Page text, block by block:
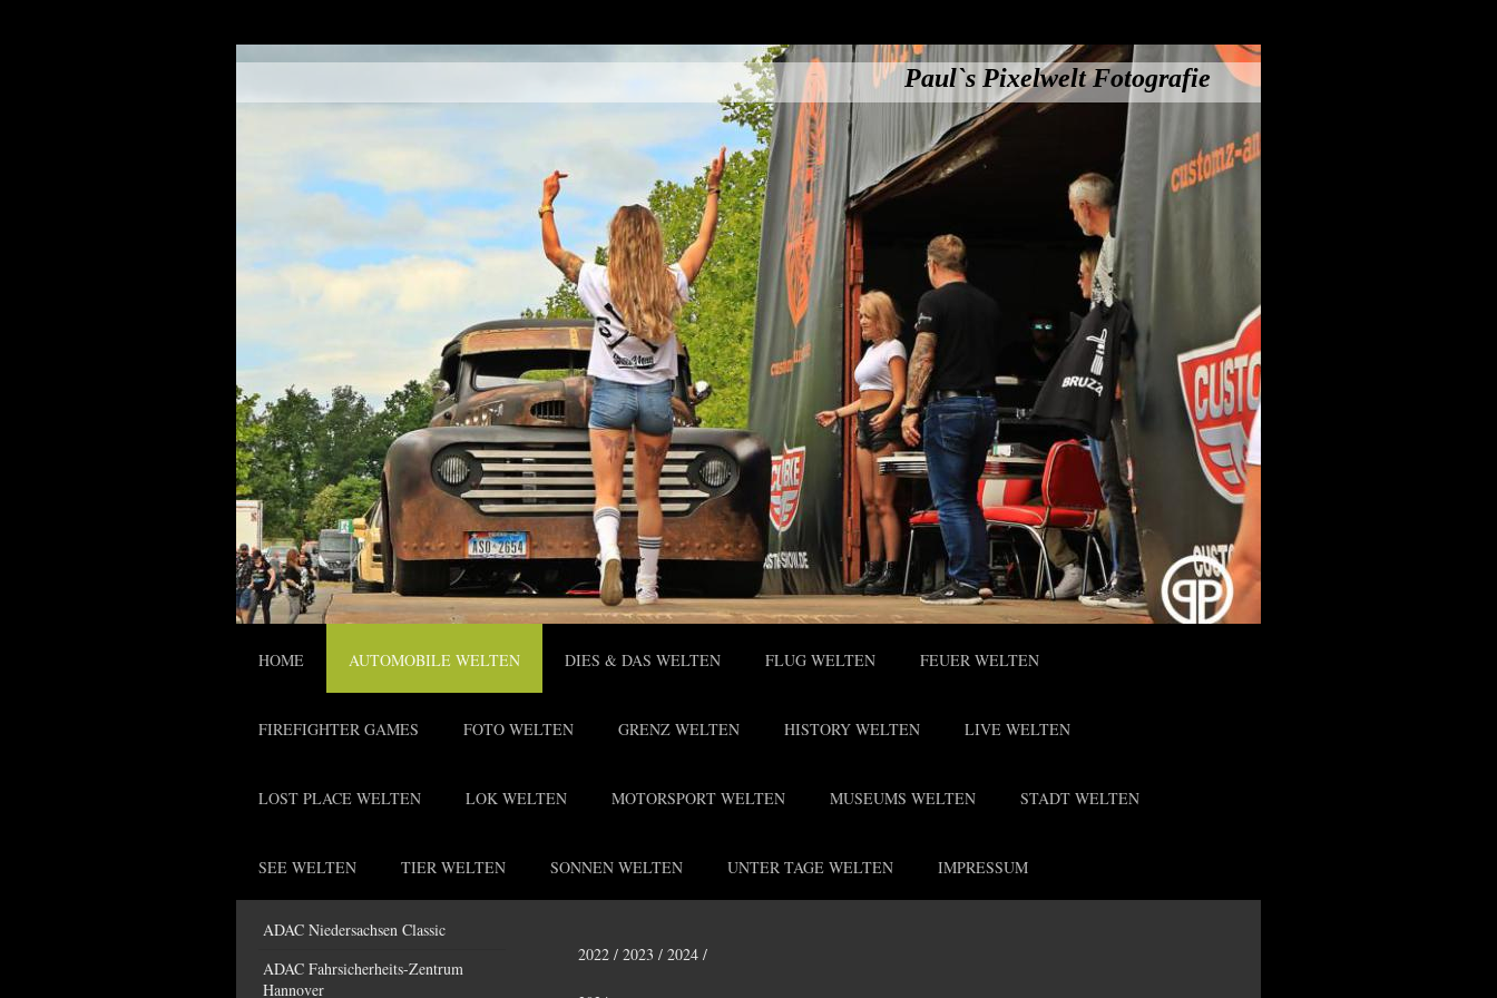
Paul`s Pixelwelt Fotografie
HOME AUTOMOBILE WELTEN DIES & DAS WELTEN FLUG WELTEN FEUER WELTEN
FIREFIGHTER GAMES FOTO WELTEN GRENZ WELTEN HISTORY WELTEN LIVE WELTEN
LOST PLACE WELTEN LOK WELTEN MOTORSPORT WELTEN MUSEUMS WELTEN STADT WELTEN
SEE WELTEN TIER WELTEN SONNEN WELTEN UNTER TAGE WELTEN IMPRESSUM
2022 / 2023 / 2024 /
ADAC Niedersachsen Classic
ADAC Fahrsicherheits-Zentrum
Hannover